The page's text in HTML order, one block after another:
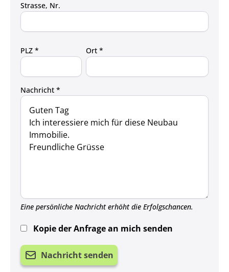
Strasse, Nr.
PLZ * Ort *
Nachricht *
Eine persönliche Nachricht erhöht die Erfolgschancen.
Kopie der Anfrage an mich senden
Nachricht senden